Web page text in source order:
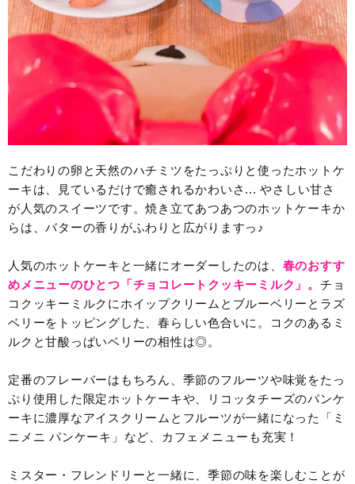
こだわりの卵と天然のハチミツをたっぷりと使ったホットケ
ーキは、見ているだけで癒されるかわいさ... やさしい甘さ
が人気のスイーツです。焼き立てあつあつのホットケーキか
らは、バターの香りがふわりと広がりますっ♪
人気のホットケーキと一緒にオーダーしたのは、 春のおすす
めメニューのひとつ「チョコレートクッキーミルク」。 チョ
コクッキーミルクにホイップクリームとブルーベリーとラズ
ベリーをトッピングした、春らしい色合いに。コクのあるミ
ルクと甘酸っぱいベリーの相性は◎。
定番のフレーバーはもちろん、季節のフルーツや味覚をたっ
ぷり使用した限定ホットケーキや、リコッタチーズのパンケ
ーキに濃厚なアイスクリームとフルーツが一緒になった「ミ
ニメニ パンケーキ」など、カフェメニューも充実！
ミスター・フレンドリーと一緒に、季節の味を楽しむことが